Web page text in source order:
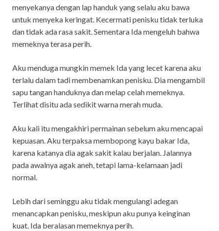
menyekanya dengan lap handuk yang selalu aku bawa
untuk menyeka keringat. Kecermati penisku tidak terluka
dan tidak ada rasa sakit. Sementara Ida mengeluh bahwa
memeknya terasa perih.
Aku menduga mungkin memek Ida yang lecet karena aku
terlalu dalam tadi membenamkan penisku. Dia mengambil
sapu tangan handuknya dan melap celah memeknya.
Terlihat disitu ada sedikit warna merah muda.
Aku kali itu mengakhiri permainan sebelum aku mencapai
kepuasan. Aku terpaksa membopong kayu bakar Ida,
karena katanya dia agak sakit kalau berjalan. Jalannya
pada awalnya agak aneh, tetapi lama-kelamaan jadi
normal.
Lebih dari seminggu aku tidak mengulangi adegan
menancapkan penisku, meskipun aku punya keinginan
kuat. Ida beralasan memeknya perih.